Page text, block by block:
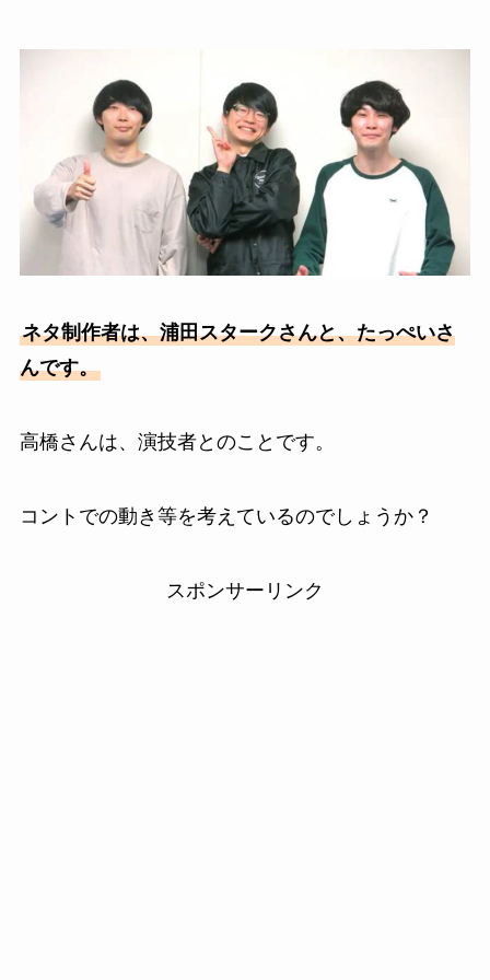
ネタ制作者は、浦田スタークさんと、たっぺいさ
んです。
高橋さんは、演技者とのことです。
コントでの動き等を考えているのでしょうか？
スポンサーリンク